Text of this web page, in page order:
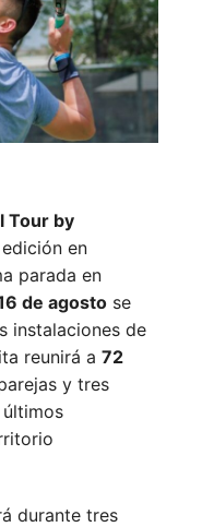
Tour by
en
parada en
de agosto se
instalaciones de
reunirá a 72
y tres
durante tres